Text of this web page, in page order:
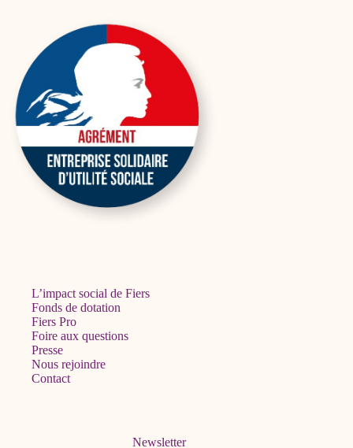
L’impact social de Fiers
Fonds de dotation
Fiers Pro
Foire aux questions
Presse
Nous rejoindre
Contact
Newsletter